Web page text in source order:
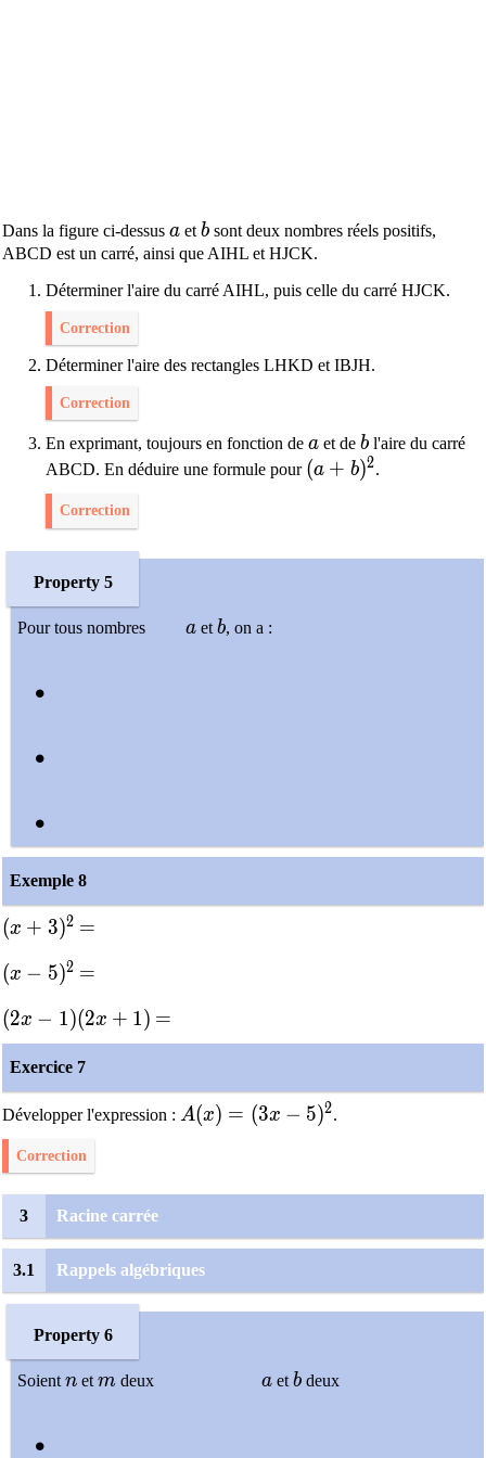
Dans la figure ci-dessus a
a et b
b sont deux nombres réels positifs,
ABCD est un carré, ainsi que AIHL et HJCK.
Déterminer l'aire du carré AIHL, puis celle du carré HJCK.
Correction
Déterminer l'aire des rectangles LHKD et IBJH.
Correction
En exprimant, toujours en fonction de a
a et de b
b l'aire du carré
ABCD. En déduire une formule pour (a+b)^2
(a + b)2.
Correction
Property 5
Pour tous nombres a
a et b
b, on a :
\bullet
∙
\bullet
∙
\bullet
∙
Exemple 8
(x+3)^2
(x + 3)2 =
=
(x-5)^2
(x − 5)2 =
=
(2x-1)(2x+1)
(2x − 1)(2x + 1) =
=
Exercice 7
Développer l'expression : A(x)=(3x-5)^2
A(x) = (3x − 5)2.
Correction
3 Racine carrée
3.1 Rappels algébriques
Property 6
Soient n
n et m
m deux a
a et b
b deux
\bullet
∙